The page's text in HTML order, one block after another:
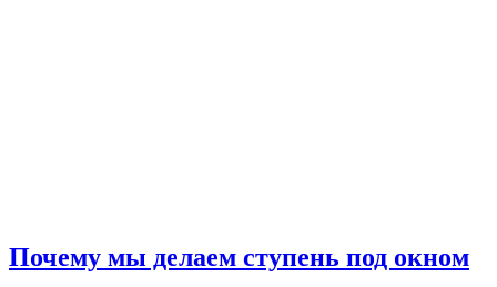
Почему мы делаем ступень под окном